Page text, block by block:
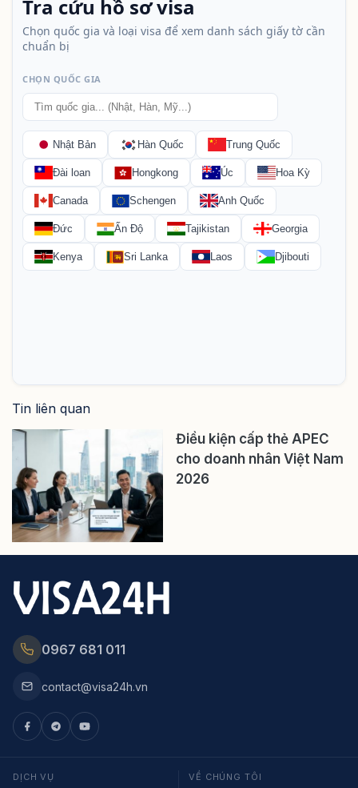
Tin liên quan
Điều kiện cấp thẻ APEC
cho doanh nhân Việt Nam
2026
0967 681 011
contact@visa24h.vn
DỊCH VỤ VỀ CHÚNG TÔI